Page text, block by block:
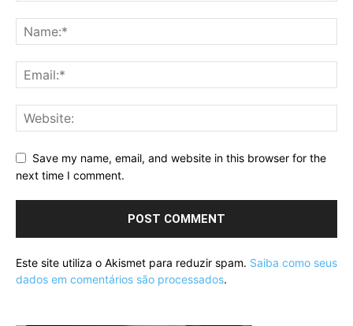
Save my name, email, and website in this browser for the
next time I comment.
Este site utiliza o Akismet para reduzir spam. Saiba como seus
dados em comentários são processados.